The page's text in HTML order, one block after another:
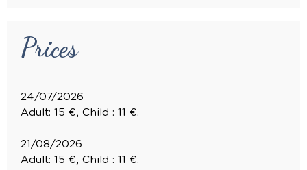
Prices
24/07/2026
Adult: 15 €, Child : 11 €.
21/08/2026
Adult: 15 €, Child : 11 €.